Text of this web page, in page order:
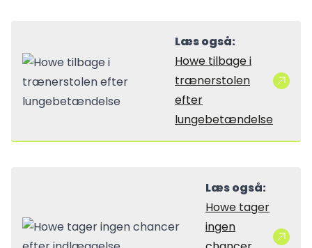
Læs også:
Howe tilbage i
trænerstolen
efter
lungebetændelse
Læs også:
Howe tager
ingen